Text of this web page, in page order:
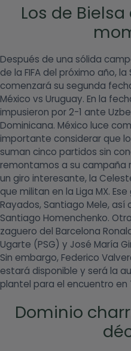
Los de
Después de una sólida
de la FIFA del próximo año,
comenzará su segunda
México vs Uruguay. En la
impusieron por 2-1 ante
Dominicana. México luce
importante considerar que
suman cinco partidos sin
remontamos a su campaña
un giro interesante, la
que militan en la Liga MX.
Rayados, Santiago Mele, así
Santiago Homenchenko.
zaguero del Barcelona
Ugarte (PSG) y José María
Sin embargo, Federico
estará disponible y será la
plantel para el encuentro en
Dominio